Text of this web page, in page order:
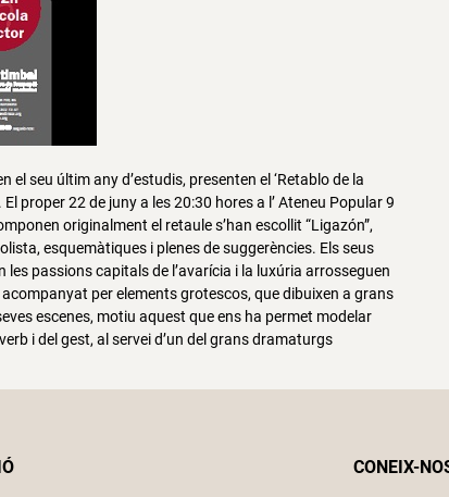
el seu últim any d’estudis, presenten el ‘Retablo de la
proper 22 de juny a les 20:30 hores a l’ Ateneu Popular 9
originalment el retaule s’han escollit “Ligazón”,
esquemàtiques i plenes de suggerències. Els seus
passions capitals de l’avarícia i la luxúria arrosseguen
per elements grotescos, que dibuixen a grans
escenes, motiu aquest que ens ha permet modelar
i del gest, al servei d’un del grans dramaturgs
CONEIX-